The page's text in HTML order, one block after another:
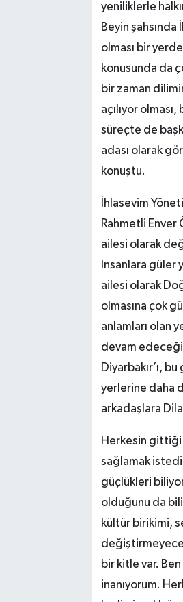
yeniliklerle
Beyin
olması bir
konusunda da
bir zaman
açılıyor
süreçte de
adası olarak
konuştu.
İhlasevim
Rahmetli Enver
ailesi olarak
İnsanlara güler
ailesi olarak
olmasına çok
anlamları olan
devam
Diyarbakır’ı,
yerlerine daha
arkadaşlara
Herkesin gittiği
sağlamak
güçlükleri
olduğunu da
kültür birikimi,
bir kitle var.
inanıyorum.